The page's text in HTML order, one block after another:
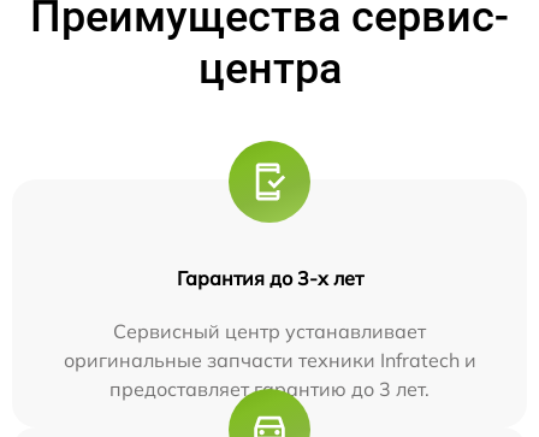
Преимущества сервис-
центра
Гарантия до 3-х лет
Сервисный центр устанавливает
оригинальные запчасти техники Infratech и
предоставляет гарантию до 3 лет.